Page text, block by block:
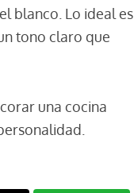
blanco. Lo ideal es
tono claro que
una cocina